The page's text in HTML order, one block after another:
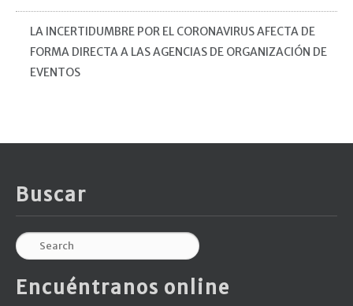
LA INCERTIDUMBRE POR EL CORONAVIRUS AFECTA DE
FORMA DIRECTA A LAS AGENCIAS DE ORGANIZACIÓN DE
EVENTOS
Buscar
Encuéntranos online